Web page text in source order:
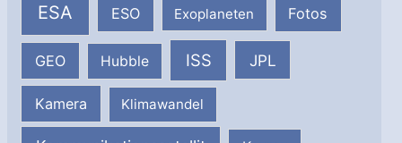
ESA ESO Exoplaneten Fotos
GEO Hubble ISS JPL
Kamera Klimawandel